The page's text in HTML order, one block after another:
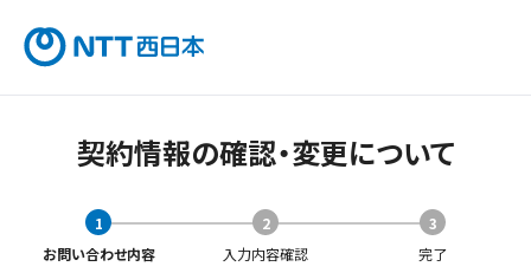
契約情報の確認・変更について
1
お問い合わせ内容
2
入力内容確認
3
完了